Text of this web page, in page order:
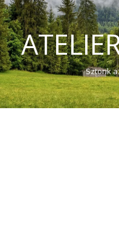
Sztorik